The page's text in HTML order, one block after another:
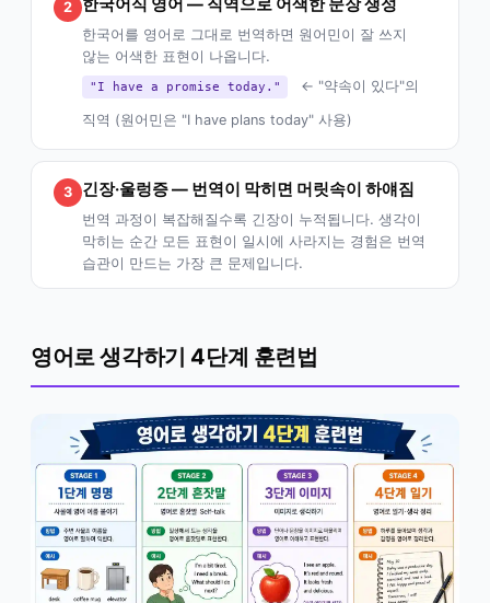
2 한국어식 영어 — 직역으로 어색한 문장 생성
한국어를 영어로 그대로 번역하면 원어민이 잘 쓰지
않는 어색한 표현이 나옵니다.
"I have a promise today." ← "약속이 있다"의
직역 (원어민은 "I have plans today" 사용)
3 긴장·울렁증 — 번역이 막히면 머릿속이 하얘짐
번역 과정이 복잡해질수록 긴장이 누적됩니다. 생각이
막히는 순간 모든 표현이 일시에 사라지는 경험은 번역
습관이 만드는 가장 큰 문제입니다.
영어로 생각하기 4단계 훈련법